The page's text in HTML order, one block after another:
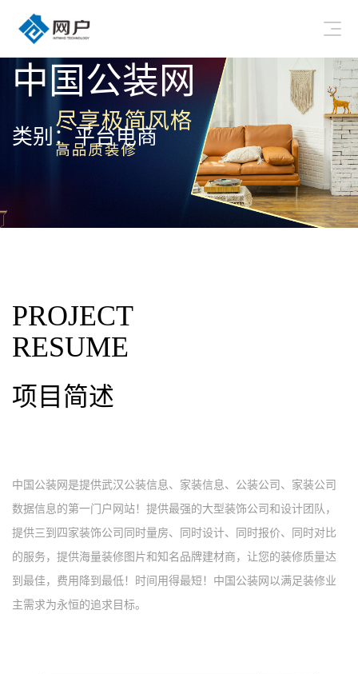
中国公装网
类别：平台电商
PROJECT
RESUME
项目简述
中国公装网是提供武汉公装信息、家装信息、公装公司、家装公司
数据信息的第一门户网站！提供最强的大型装饰公司和设计团队，
提供三到四家装饰公司同时量房、同时设计、同时报价、同时对比
的服务，提供海量装修图片和知名品牌建材商，让您的装修质量达
到最佳，费用降到最低！时间用得最短！中国公装网以满足装修业
主需求为永恒的追求目标。